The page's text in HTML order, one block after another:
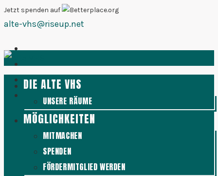
Zum
Inhalt
Jetzt spenden auf
alte-vhs@riseup.net
DIE ALTE VHS
UNSERE RÄUME
MÖGLICHKEITEN
MITMACHEN
SPENDEN
FÖRDERMITGLIED WERDEN